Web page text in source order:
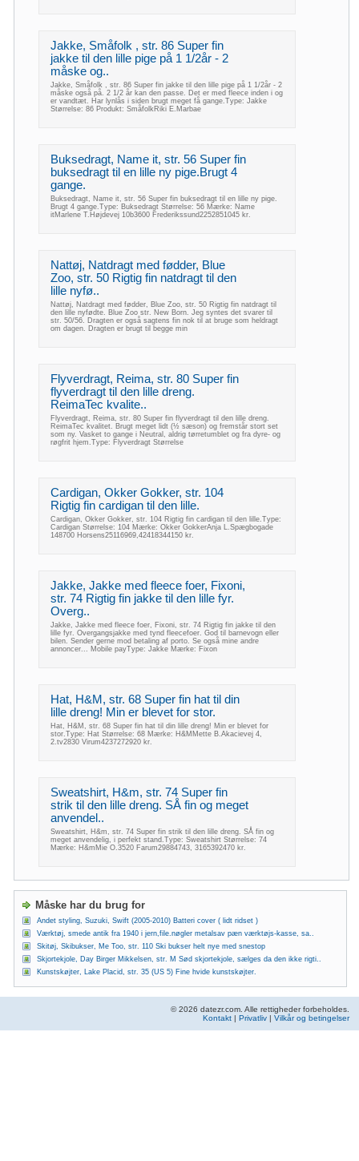
Jakke, Småfolk , str. 86 Super fin
jakke til den lille pige på 1 1/2år - 2
måske og..
Jakke, Småfolk , str. 86 Super fin jakke til den lille pige på 1 1/2år - 2
måske også på. 2 1/2 år kan den passe. Det er med fleece inden i og
er vandtæt. Har lynlås i siden brugt meget få gange.Type: Jakke
Størrelse: 86 Produkt: SmåfolkRiki E.Marbae
Buksedragt, Name it, str. 56 Super fin
buksedragt til en lille ny pige.Brugt 4
gange.
Buksedragt, Name it, str. 56 Super fin buksedragt til en lille ny pige.
Brugt 4 gange.Type: Buksedragt Størrelse: 56 Mærke: Name
itMarlene T.Højdevej 10b3600 Frederikssund2252851045 kr.
Nattøj, Natdragt med fødder, Blue
Zoo, str. 50 Rigtig fin natdragt til den
lille nyfø..
Nattøj, Natdragt med fødder, Blue Zoo, str. 50 Rigtig fin natdragt til
den lille nyfødte. Blue Zoo str. New Born. Jeg syntes det svarer til
str. 50/56. Dragten er også sagtens fin nok til at bruge som heldragt
om dagen. Dragten er brugt til begge min
Flyverdragt, Reima, str. 80 Super fin
flyverdragt til den lille dreng.
ReimaTec kvalite..
Flyverdragt, Reima, str. 80 Super fin flyverdragt til den lille dreng.
ReimaTec kvalitet. Brugt meget lidt (½ sæson) og fremstår stort set
som ny. Vasket to gange i Neutral, aldrig tørretumblet og fra dyre- og
røgfrit hjem.Type: Flyverdragt Størrelse
Cardigan, Okker Gokker, str. 104
Rigtig fin cardigan til den lille.
Cardigan, Okker Gokker, str. 104 Rigtig fin cardigan til den lille.Type:
Cardigan Størrelse: 104 Mærke: Okker GokkerAnja L.Spægbogade
148700 Horsens25116969,42418344150 kr.
Jakke, Jakke med fleece foer, Fixoni,
str. 74 Rigtig fin jakke til den lille fyr.
Overg..
Jakke, Jakke med fleece foer, Fixoni, str. 74 Rigtig fin jakke til den
lille fyr. Overgangsjakke med tynd fleecefoer. God til barnevogn eller
bilen. Sender gerne mod betaling af porto. Se også mine andre
annoncer... Mobile payType: Jakke Mærke: Fixon
Hat, H&M, str. 68 Super fin hat til din
lille dreng! Min er blevet for stor.
Hat, H&M, str. 68 Super fin hat til din lille dreng! Min er blevet for
stor.Type: Hat Størrelse: 68 Mærke: H&MMette B.Akacievej 4,
2.tv2830 Virum4237272920 kr.
Sweatshirt, H&m, str. 74 Super fin
strik til den lille dreng. SÅ fin og meget
anvendel..
Sweatshirt, H&m, str. 74 Super fin strik til den lille dreng. SÅ fin og
meget anvendelig, i perfekt stand.Type: Sweatshirt Størrelse: 74
Mærke: H&mMie O.3520 Farum29884743, 3165392470 kr.
Måske har du brug for
Andet styling, Suzuki, Swift (2005-2010) Batteri cover ( lidt ridset )
Værktøj, smede antik fra 1940 i jern,file.nøgler metalsav pæn værktøjs-kasse, sa..
Skitøj, Skibukser, Me Too, str. 110 Ski bukser helt nye med snestop
Skjortekjole, Day Birger Mikkelsen, str. M Sød skjortekjole, sælges da den ikke rigti..
Kunstskøjter, Lake Placid, str. 35 (US 5) Fine hvide kunstskøjter.
© 2026 datezr.com. Alle rettigheder forbeholdes.
Kontakt | Privatliv | Vilkår og betingelser